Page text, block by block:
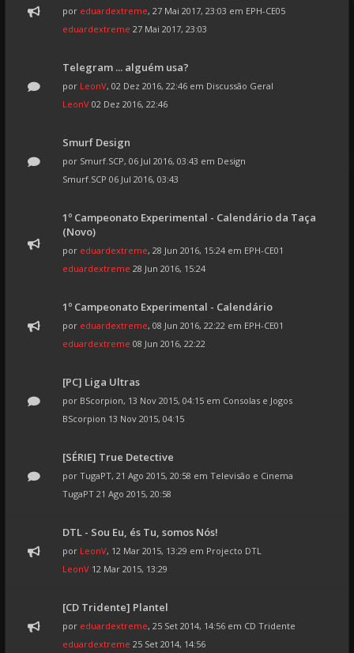
por eduardextreme, 27 Mai 2017, 23:03 em EPH-CE05
eduardextreme 27 Mai 2017, 23:03
Telegram ... alguém usa?
por LeonV, 02 Dez 2016, 22:46 em Discussão Geral
LeonV 02 Dez 2016, 22:46
Smurf Design
por Smurf.SCP, 06 Jul 2016, 03:43 em Design
Smurf.SCP 06 Jul 2016, 03:43
1º Campeonato Experimental - Calendário da Taça
(Novo)
por eduardextreme, 28 Jun 2016, 15:24 em EPH-CE01
eduardextreme 28 Jun 2016, 15:24
1º Campeonato Experimental - Calendário
por eduardextreme, 08 Jun 2016, 22:22 em EPH-CE01
eduardextreme 08 Jun 2016, 22:22
[PC] Liga Ultras
por BScorpion, 13 Nov 2015, 04:15 em Consolas e Jogos
BScorpion 13 Nov 2015, 04:15
[SÉRIE] True Detective
por TugaPT, 21 Ago 2015, 20:58 em Televisão e Cinema
TugaPT 21 Ago 2015, 20:58
DTL - Sou Eu, és Tu, somos Nós!
por LeonV, 12 Mar 2015, 13:29 em Projecto DTL
LeonV 12 Mar 2015, 13:29
[CD Tridente] Plantel
por eduardextreme, 25 Set 2014, 14:56 em CD Tridente
eduardextreme 25 Set 2014, 14:56